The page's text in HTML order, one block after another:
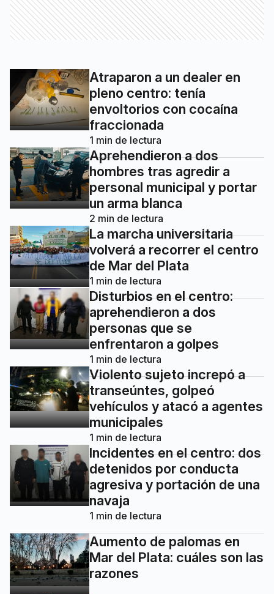
Atraparon a un dealer en
pleno centro: tenía
envoltorios con cocaína
fraccionada
1 min de lectura
Aprehendieron a dos
hombres tras agredir a
personal municipal y portar
un arma blanca
2 min de lectura
La marcha universitaria
volverá a recorrer el centro
de Mar del Plata
1 min de lectura
Disturbios en el centro:
aprehendieron a dos
personas que se
enfrentaron a golpes
1 min de lectura
Violento sujeto increpó a
transeúntes, golpeó
vehículos y atacó a agentes
municipales
1 min de lectura
Incidentes en el centro: dos
detenidos por conducta
agresiva y portación de una
navaja
1 min de lectura
Aumento de palomas en
Mar del Plata: cuáles son las
razones